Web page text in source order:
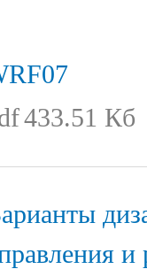
433.51 Кб
и